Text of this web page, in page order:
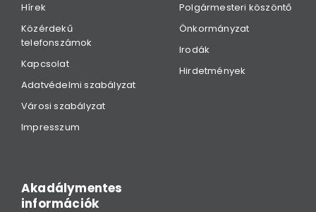
Hírek
Közérdekű
telefonszámok
Kapcsolat
Adatvédelmi szabályzat
Városi szabályzat
Impresszum
Polgármesteri köszöntő
Önkormányzat
Irodák
Hirdetmények
Akadálymentes
információk